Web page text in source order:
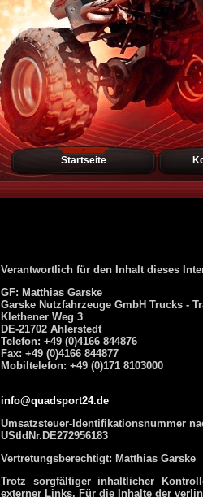
Startseite
Verantwortlich für den Inhalt dieses
GF: Matthias Garske
Garske Nutzfahrzeuge GmbH Trucks -
Klethener Weg 3
DE-21702 Ahlerstedt
Telefon: +49 (0)4166 844876
Fax: +49 (0)4166 844877
Mobiltelefon: +49 (0)171 8103000
info@quadsport24.de
Umsatzsteuer-Identifikationsnummer
UStIdNr.DE272956183
Vertretungsberechtigt: Matthias Garske
Trotz sorgfältiger inhaltlicher
externer Links. Für die Inhalte der